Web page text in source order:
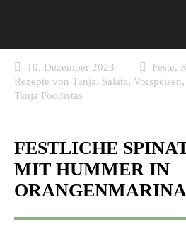
10. Dezember 2023 Feste,
Rezepte von Tanja, Salate, Vorspeisen,
Tanja Foodistas
FESTLICHE
MIT HUMMER IN